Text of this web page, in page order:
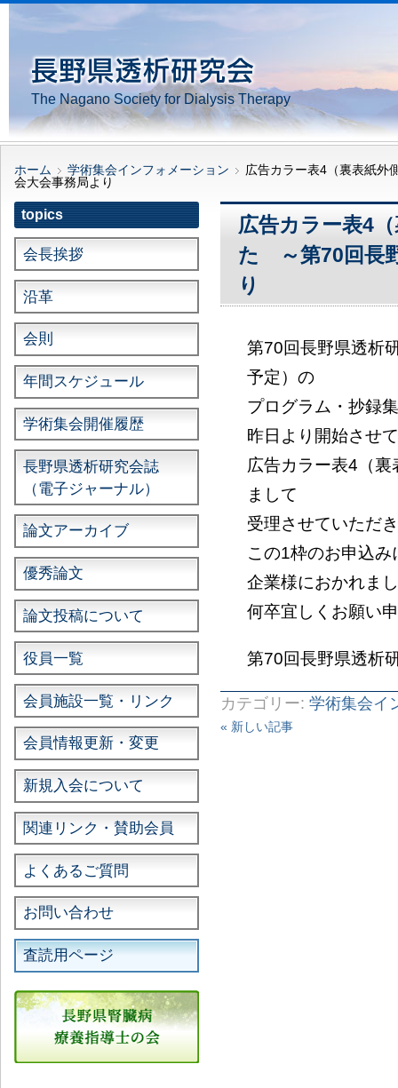
The Nagano Society for Dialysis Therapy
ホーム 学術集会インフォメーション
広告カラー表4（裏表紙外
会大会事務局より
広告カラー表4
た ～第70回長
り
第70回長野県透析
予定）の
プログラム・抄録
昨日より開始させ
広告カラー表4（
まして
受理させていただ
この1枠のお申込
企業様におかれま
何卒宜しくお願い
第70回長野県透析
カテゴリー: 学術集会イ
« 新しい記事
topics
会長挨拶
沿革
会則
年間スケジュール
学術集会開催履歴
長野県透析研究会誌
（電子ジャーナル）
論文アーカイブ
優秀論文
論文投稿について
役員一覧
会員施設一覧・リンク
会員情報更新・変更
新規入会について
関連リンク・賛助会員
よくあるご質問
お問い合わせ
査読用ページ